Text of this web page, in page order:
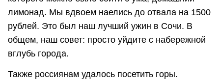
лимонад. Мы вдвоем наелись до отвала на 1500
рублей. Это был наш лучший ужин в Сочи. В
общем, наш совет: просто уйдите с набережной
вглубь города.
Также россиянам удалось посетить горы.